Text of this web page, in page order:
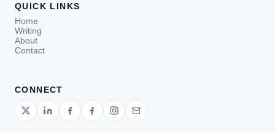
QUICK LINKS
Home
Writing
About
Contact
CONNECT